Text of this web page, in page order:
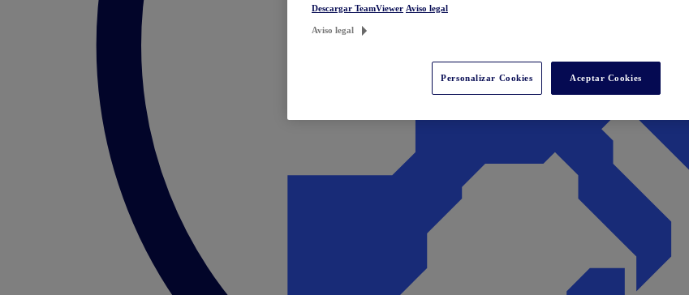
Descargar TeamViewer Aviso legal
Aviso legal
Personalizar Cookies Aceptar Cookies